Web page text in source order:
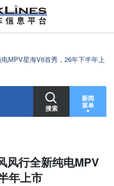
电MPV星海V6首秀，26年下半年上
搜索
新闻
菜单
风行全新纯电MPV
年上市